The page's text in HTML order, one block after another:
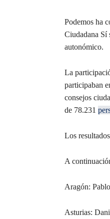
Podemos ha
Ciudadana Sí
autonómico.
La
participaban
consejos
de 78.231
Los
A
Aragón:
Asturias: